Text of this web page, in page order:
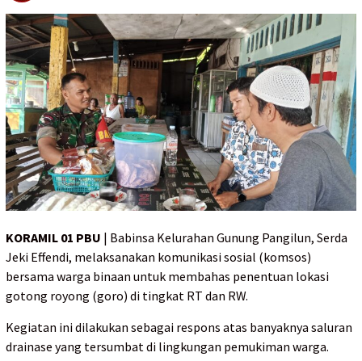
KORAMIL 01 PBU | Babinsa Kelurahan Gunung Pangilun, Serda
Jeki Effendi, melaksanakan komunikasi sosial (komsos)
bersama warga binaan untuk membahas penentuan lokasi
gotong royong (goro) di tingkat RT dan RW.
Kegiatan ini dilakukan sebagai respons atas banyaknya saluran
drainase yang tersumbat di lingkungan pemukiman warga.